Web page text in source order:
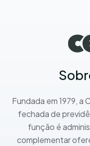
Fundada em 1979, a
fechada de
função é
complementar